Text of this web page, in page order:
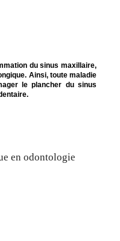
du sinus maxillaire,
Ainsi, toute maladie
le plancher du sinus
en odontologie